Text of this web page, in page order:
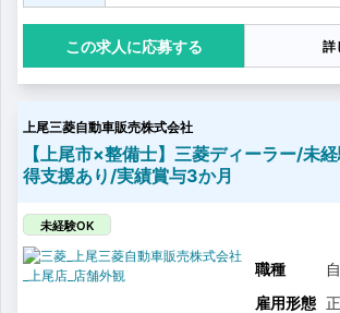
・車輌の故障診断と、それに伴う部
・点検整備、修理の内容について、
への説明業務
・オイル交換、タイヤ交換、洗車、
作業
ただきます。
※配属店舗によって差があります。
【入社後は】
中途採用者一人に教育担当一人を付
分かるまで、できるまで寄り添って
境があるので、ディーラー経験が無
方でもご安心頂ける環境になってい
応募する 詳
上尾三菱自動車販売株式会社
【上尾市×整備士】三菱ディーラー/未
得支援あり/実績賞与3か月
未経験OK
職種
雇用形態